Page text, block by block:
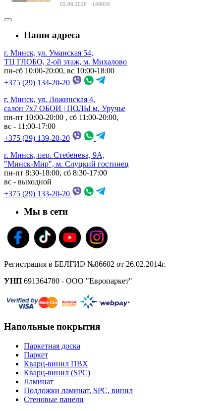
02.06.2026 148059
Наши адреса
г. Минск, ул. Уманская 54,
ТЦ ГЛОБО, 2-ой этаж, м. Михалово
пн-сб 10:00-20:00, вс 10:00-18:00
+375 (29) 134-20-20
г. Минск, ул. Ложинская 4,
салон 7х7 ОБОИ | ПОЛЫ м. Уручье
пн-пт 10:00-20:00 , сб 11:00-20:00,
вс - 11:00-17:00
+375 (29) 139-20-20
г. Минск, пер. Стебенева, 9А,
"Минск-Мир", м. Слуцкий гостинец
пн-пт 8:30-18:00, сб 8:30-17:00
вс - выходной
+375 (29) 133-20-20
Мы в сети
Регистрация в БЕЛГИЭ №86602 от 26.02.2014г.
УНП 691364780 - ООО "Европаркет"
Напольные покрытия
Паркетная доска
Паркет
Кварц-винил ПВХ
Кварц-винил (SPC)
Ламинат
Подложки ламинат, SPC, винил
Стеновые панели